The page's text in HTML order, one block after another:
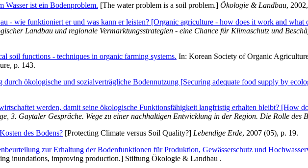
Wasser ist ein Bodenproblem. [The water problem is a soil problem.] Ökologie & Landbau,
- wie funktioniert er und was kann er leisten? [Organic agriculture - how does it work and what
Landbau und regionale Vermarktungsstrategien - eine Chance für Klimaschutz und
soil functions - techniques in organic farming systems. In: Korean Society of Organic
p. 143.
durch ökologische und sozialverträgliche Bodennutzung [Securing adequate food supply by
werden, damit seine ökologische Funktionsfähigkeit langfristig erhalten bleibt? [How
3. Gaytaler Gespräche. Wege zu einer nachhaltigen Entwicklung in der Region. Die Rolle des
des Bodens? [Protecting Climate versus Soil Quality?] Lebendige Erde, 2007 (05), p. 19.
zur Erhaltung der Bodenfunktionen für Produktion, Gewässerschutz und
inundations, improving production.] Stiftung Ökologie & Landbau .